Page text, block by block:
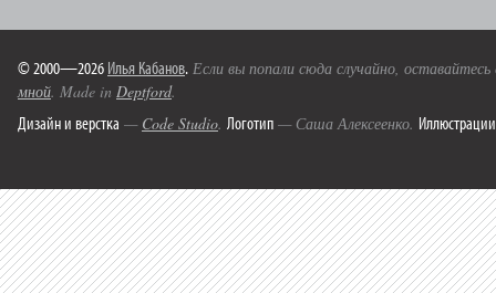
© 2000—2026 Илья Кабанов. Если вы попали сюда случайно,
мной. Made in Deptford.
Дизайн и верстка — Code Studio. Логотип — Саша Алексеенко. Иллюстрации